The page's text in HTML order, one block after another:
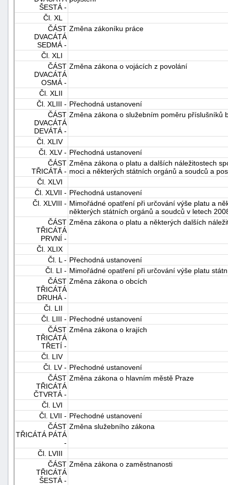
ŠESTÁ -
Čl. XL
ČÁST
DVACÁTÁ
SEDMÁ -
Změna zákoníku práce
Čl. XLI
ČÁST
DVACÁTÁ
OSMÁ -
Změna zákona o vojácích z povolání
Čl. XLII
Čl. XLIII - Přechodná ustanovení
ČÁST
DVACÁTÁ
DEVÁTÁ -
Změna zákona o služebním poměru příslušníků
Čl. XLIV
Čl. XLV - Přechodná ustanovení
ČÁST
TŘICÁTÁ -
Změna zákona o platu a dalších náležitostech
moci a některých státních orgánů a soudců a
Čl. XLVI
Čl. XLVII - Přechodná ustanovení
Čl. XLVIII - Mimořádné opatření při určování výše platu a
některých státních orgánů a soudců v letech
ČÁST
TŘICÁTÁ
PRVNÍ -
Změna zákona o platu a některých dalších
Čl. XLIX
Čl. L - Přechodná ustanovení
Čl. LI - Mimořádné opatření při určování výše platu
ČÁST
TŘICÁTÁ
DRUHÁ -
Změna zákona o obcích
Čl. LII
Čl. LIII - Přechodné ustanovení
ČÁST
TŘICÁTÁ
TŘETÍ -
Změna zákona o krajích
Čl. LIV
Čl. LV - Přechodné ustanovení
ČÁST
TŘICÁTÁ
ČTVRTÁ -
Změna zákona o hlavním městě Praze
Čl. LVI
Čl. LVII - Přechodné ustanovení
ČÁST
TŘICÁTÁ PÁTÁ
-
Změna služebního zákona
Čl. LVIII
ČÁST
TŘICÁTÁ
ŠESTÁ -
Změna zákona o zaměstnanosti